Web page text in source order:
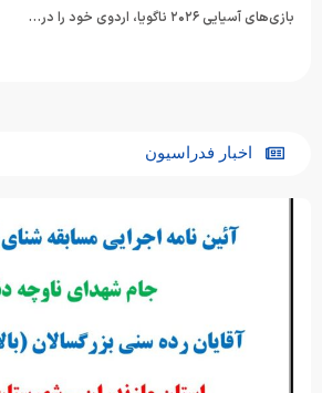
بازی‌های آسیایی ۲۰۲۶ ناگویا، اردوی خود را در…
اخبار فدراسیون